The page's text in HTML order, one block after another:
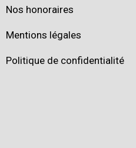
Nos honoraires
Mentions légales
Politique de confidentialité